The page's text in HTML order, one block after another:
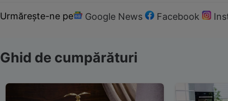
Urmărește-ne pe Google News Facebook
Ghid de cumpărături